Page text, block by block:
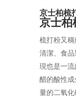
京士柏梳
京士柏
梳打粉又
清潔、食
現也是一流
醋的酸性
量的二氧